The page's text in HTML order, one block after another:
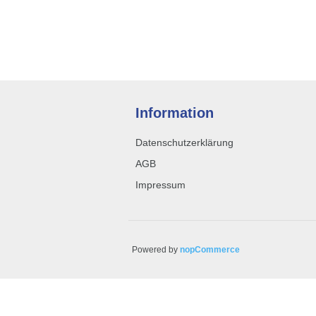
Information
Datenschutzerklärung
AGB
Impressum
Powered by nopCommerce